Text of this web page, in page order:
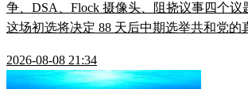
争、DSA、Flock 摄像头、阻挠议事四个
这场初选将决定 88 天后中期选举共和党的
2026-08-08 21:34